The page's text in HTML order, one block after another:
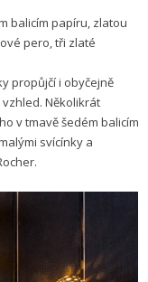
balicím papíru, zlatou
pero, tři zlaté
propůjčí i obyčejně
Několikrát
v tmavě šedém balicím
svícínky a